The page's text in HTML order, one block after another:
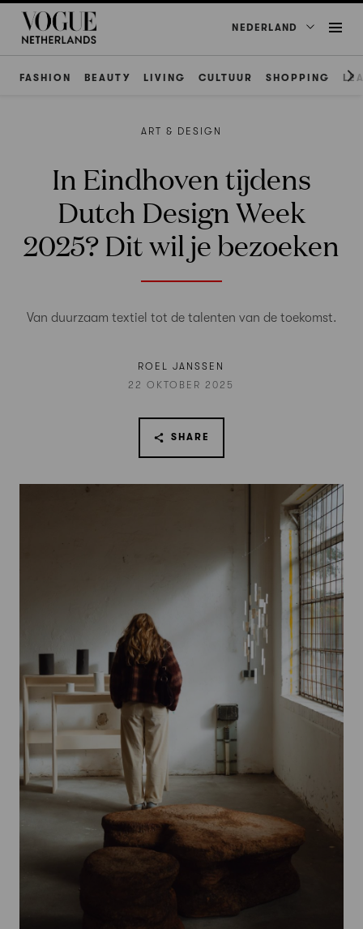
NEDERLAND
FASHION BEAUTY LIVING CULTUUR SHOPPING
ART & DESIGN
In Eindhoven tijdens
Dutch Design Week
2025? Dit wil je bezoeken
Van duurzaam textiel tot de talenten van de toekomst.
ROEL JANSSEN
22 OKTOBER 2025
SHARE